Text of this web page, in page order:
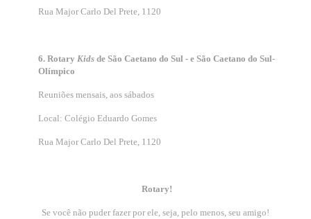
Rua Major Carlo Del Prete, 1120
6. RotaryKidsde São Caetano do Sul - e São Caetano do Sul-
Olímpico
Reuniões mensais, aos sábados
Local: Colégio Eduardo Gomes
Rua Major Carlo Del Prete, 1120
Rotary!
Se você não puder fazer por ele, seja, pelo menos, seu amigo!